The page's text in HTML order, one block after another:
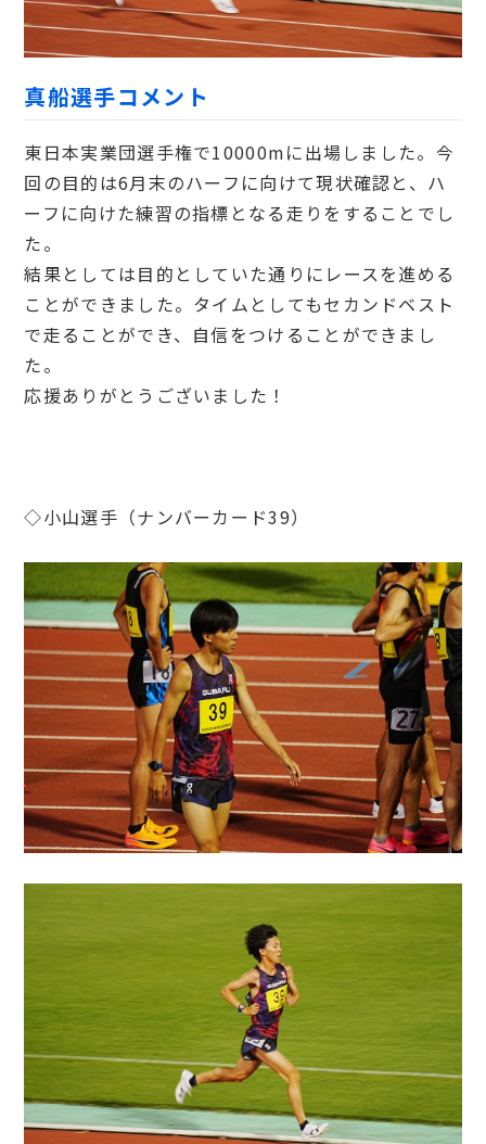
真船選手コメント
東日本実業団選手権で10000mに出場しました。今
回の目的は6月末のハーフに向けて現状確認と、ハ
ーフに向けた練習の指標となる走りをすることでし
た。
結果としては目的としていた通りにレースを進める
ことができました。タイムとしてもセカンドベスト
で走ることができ、自信をつけることができまし
た。
応援ありがとうございました！
◇小山選手（ナンバーカード39）